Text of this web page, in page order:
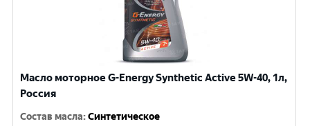
Масло моторное G-Energy Synthetic Active 5W-40, 1л,
Россия
Состав масла:Синтетическое